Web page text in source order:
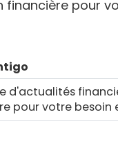
financière pour
d'actualités
pour votre